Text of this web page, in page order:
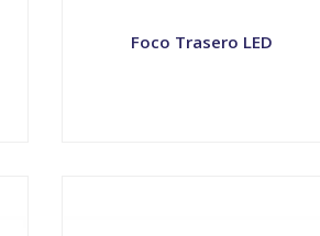
Foco Trasero LED